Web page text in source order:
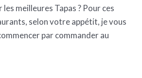
meilleures Tapas ? Pour ces
selon votre appétit, je vous
par commander au